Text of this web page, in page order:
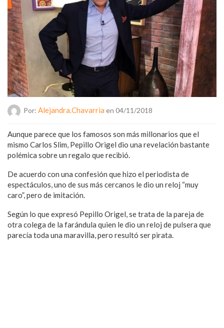
Por: Alejandra.chavarria en 04/11/2018
Aunque parece que los famosos son más millonarios que el
mismo Carlos Slim, Pepillo Origel dio una revelación bastante
polémica sobre un regalo que recibió.
De acuerdo con una confesión que hizo el periodista de
espectáculos, uno de sus más cercanos le dio un reloj “muy
caro”, pero de imitación.
Según lo que expresó Pepillo Origel, se trata de la pareja de
otra colega de la farándula quien le dio un reloj de pulsera que
parecía toda una maravilla, pero resultó ser pirata.